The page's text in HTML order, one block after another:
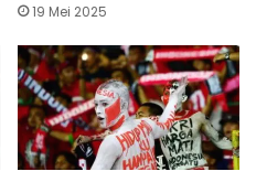
19 Mei 2025